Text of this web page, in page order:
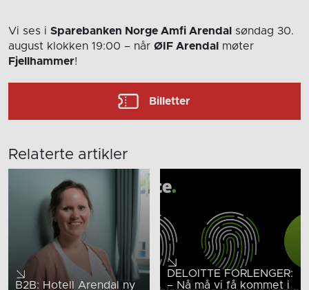
Vi ses i Sparebanken Norge Amfi Arendal
søndag 30.
august klokken 19:00 – når ØIF Arendal
møter
Fjellhammer!
Billetter
Relaterte artikler
B2B: Hotell Arendal ny
DELOITTE FORLENGER:
– Nå må vi få kommet i